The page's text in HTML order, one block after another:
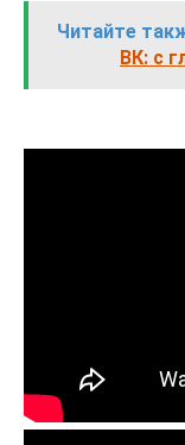
Читайте
ВК: с